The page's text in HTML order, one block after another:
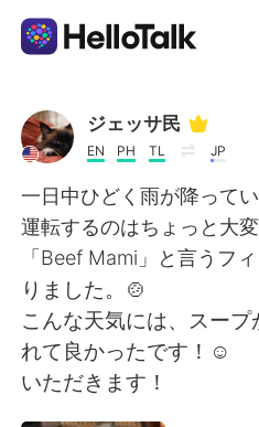
App di scambio
AI Grammar Checker
Italiano
English 简体
繁體中文
ジェッサ民
EN PH TL JP
一日中ひどく雨が降って
運転するのはちょっと大
「Beef Mami」と言うフ
りました。🍲
こんな天気には、スー
れて良かったです！☺️
いただきます！